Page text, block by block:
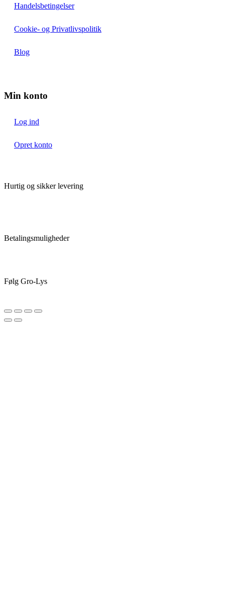
Handelsbetingelser
Cookie- og Privatlivspolitik
Blog
Min konto
Log ind
Opret konto
Hurtig og sikker levering
Betalingsmuligheder
Følg Gro-Lys